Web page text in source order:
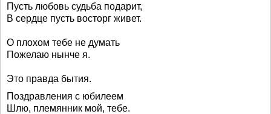
Пусть любовь судьба подарит,
В сердце пусть восторг живет.
О плохом тебе не думать
Пожелаю нынче я.
Это правда бытия.
Поздравления с юбилеем
Шлю, племянник мой, тебе.